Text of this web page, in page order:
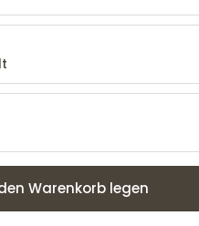
Warenkorb legen